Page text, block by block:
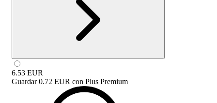
6.53 EUR
Guardar 0.72 EUR con Plus Premium